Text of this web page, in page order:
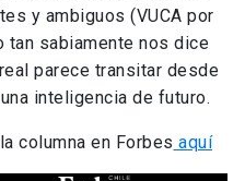
y ambiguos (VUCA por
sabiamente nos dice
parece transitar desde
inteligencia de futuro.
columna en Forbes aquí